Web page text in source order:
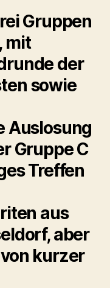
Gruppen
mit
der
sowie
Auslosung
Gruppe C
Treffen
aus
aber
kurzer